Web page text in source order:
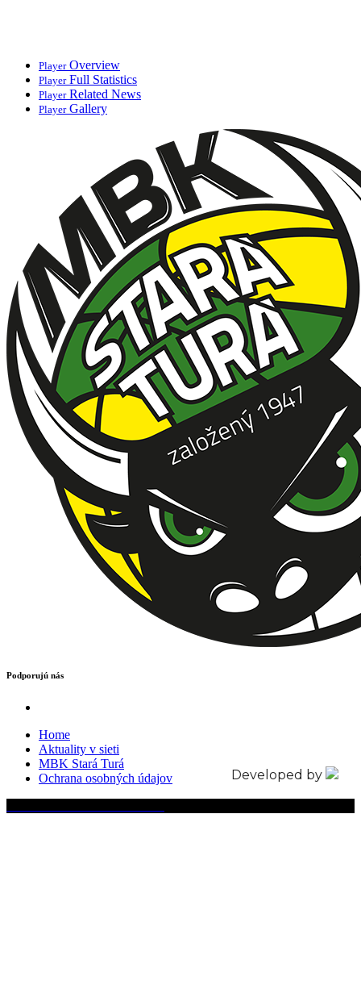
PlayerOverview
PlayerFull Statistics
PlayerRelated News
PlayerGallery
Podporujú nás
Home
Aktuality v sieti
MBK Stará Turá
Ochrana osobných údajov
Developed by